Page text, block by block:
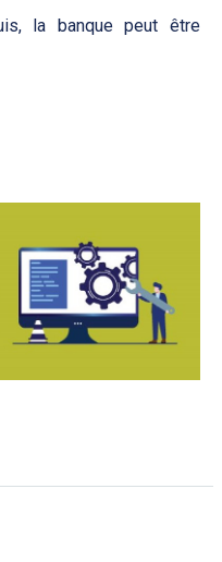
la banque peut être